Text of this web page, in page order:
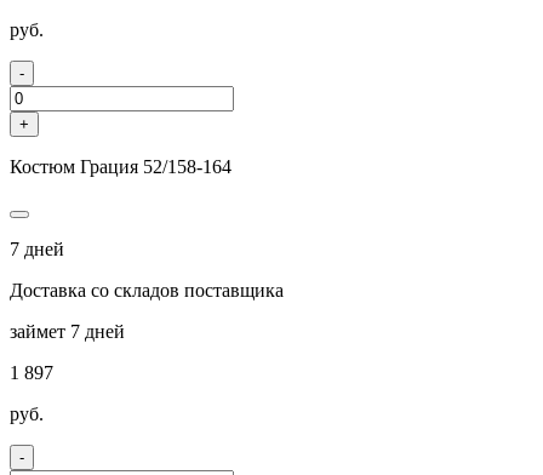
руб.
-
+
Костюм Грация 52/158-164
7 дней
Доставка со складов поставщика
займет 7 дней
1 897
руб.
-